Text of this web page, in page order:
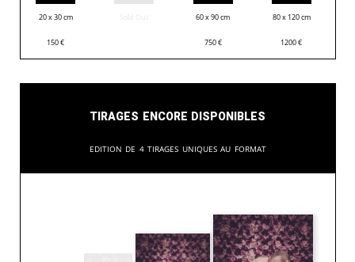
20 x 30 cm
150€
60 x 90 cm
750€
80 x 120 cm
1200€
Tirages encore disponibles
Edition de 4 tirages uniques au format